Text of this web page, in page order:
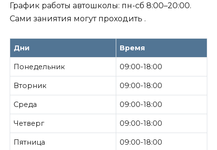
График работы автошколы: пн-сб 8:00–20:00.
Сами заниятия могут проходить .
Дни Время
Понедельник 09:00-18:00
Вторник 09:00-18:00
Среда 09:00-18:00
Четверг 09:00-18:00
Пятница 09:00-18:00